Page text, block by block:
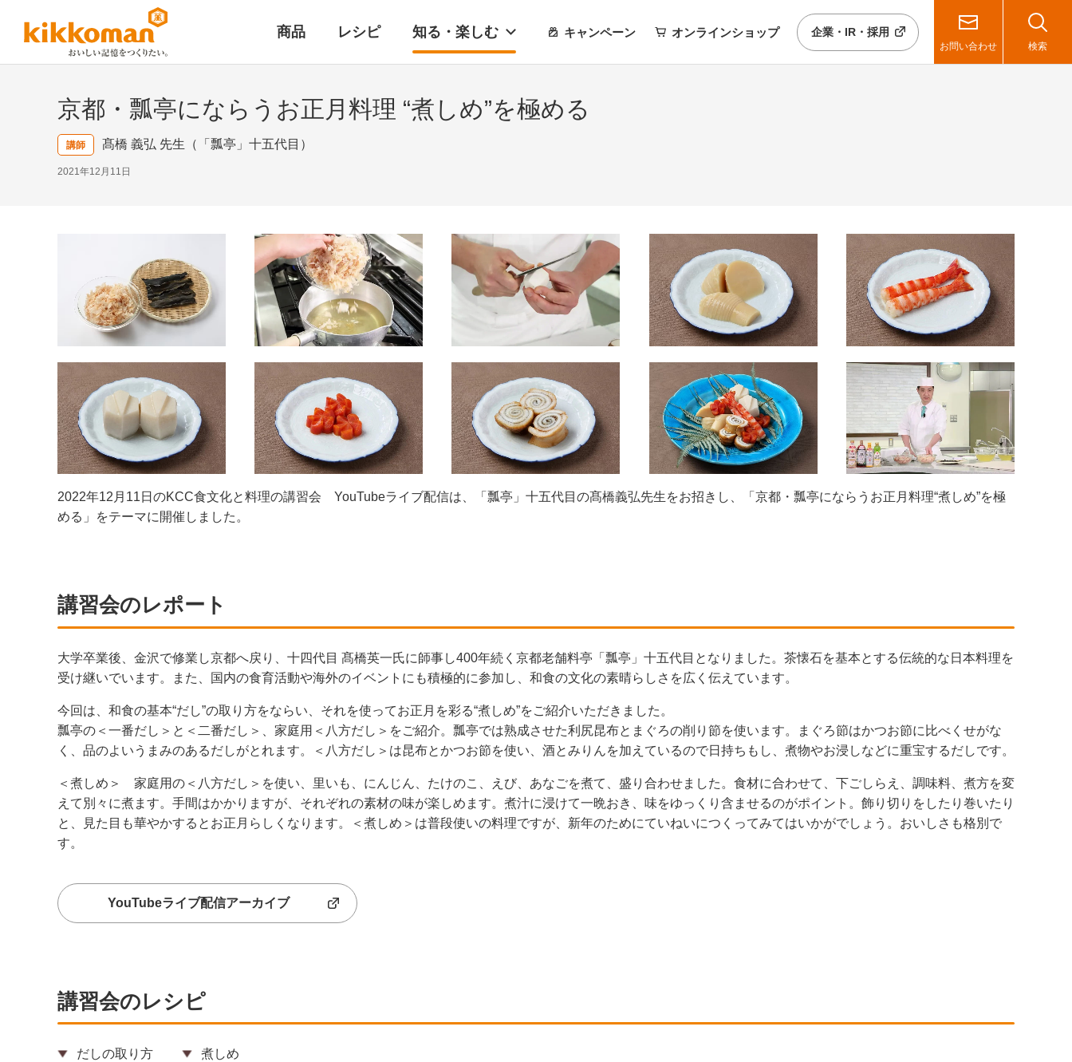
商品 レシピ 知る・楽しむ キャンペーン オンラインショップ 企業・IR・採用
お問い合わせ 検索
京都・瓢亭にならうお正月料理 “煮しめ”を極める
講師 髙橋 義弘 先生（「瓢亭」十五代目）
2021年12月11日
2022年12月11日のKCC食文化と料理の講習会 YouTubeライブ配信は、「瓢亭」十五代目の髙橋義弘先生をお招きし、「京都・瓢亭にならうお正月料理“煮しめ”を極
める」をテーマに開催しました。
講習会のレポート
大学卒業後、金沢で修業し京都へ戻り、十四代目 髙橋英一氏に師事し400年続く京都老舗料亭「瓢亭」十五代目となりました。茶懐石を基本とする伝統的な日本料理を
受け継いでいます。また、国内の食育活動や海外のイベントにも積極的に参加し、和食の文化の素晴らしさを広く伝えています。
今回は、和食の基本“だし”の取り方をならい、それを使ってお正月を彩る“煮しめ”をご紹介いただきました。
瓢亭の＜一番だし＞と＜二番だし＞、家庭用＜八方だし＞をご紹介。瓢亭では熟成させた利尻昆布とまぐろの削り節を使います。まぐろ節はかつお節に比べくせがな
く、品のよいうまみのあるだしがとれます。＜八方だし＞は昆布とかつお節を使い、酒とみりんを加えているので日持ちもし、煮物やお浸しなどに重宝するだしです。
＜煮しめ＞ 家庭用の＜八方だし＞を使い、里いも、にんじん、たけのこ、えび、あなごを煮て、盛り合わせました。食材に合わせて、下ごしらえ、調味料、煮方を変
えて別々に煮ます。手間はかかりますが、それぞれの素材の味が楽しめます。煮汁に浸けて一晩おき、味をゆっくり含ませるのがポイント。飾り切りをしたり巻いたり
と、見た目も華やかするとお正月らしくなります。＜煮しめ＞は普段使いの料理ですが、新年のためにていねいにつくってみてはいかがでしょう。おいしさも格別で
す。
YouTubeライブ配信アーカイブ
講習会のレシピ
だしの取り方 煮しめ